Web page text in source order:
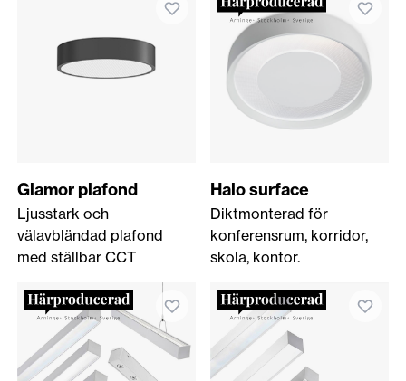
Glamor plafond
Ljusstark och
välavbländad plafond
med ställbar CCT
Halo surface
Diktmonterad för
konferensrum, korridor,
skola, kontor.